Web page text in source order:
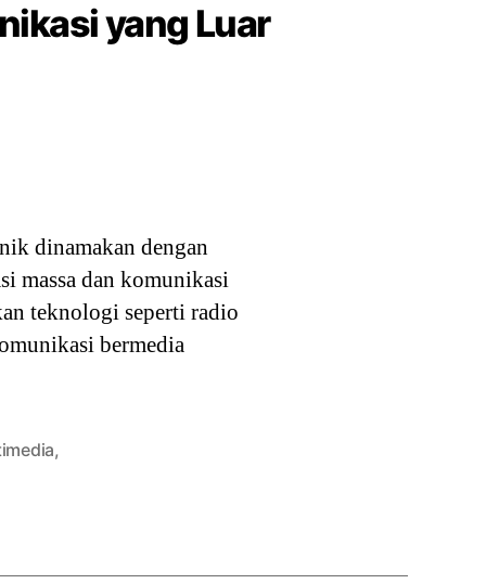
yang Luar
dinamakan dengan
massa dan komunikasi
teknologi seperti radio
bermedia
,